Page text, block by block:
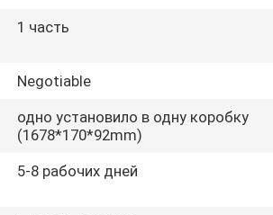
1 часть
Negotiable
одно установило в одну коробку
(1678*170*92mm)
5-8 рабочих дней